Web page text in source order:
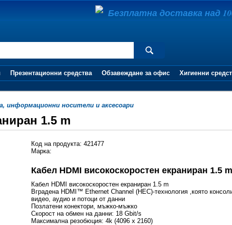
Презентационни средства Обзавеждане за офис Хигиенни
информационни носители и аксесоари
1.5 m
Код на продукта: 421477
Марка:
Кабел HDMI високоскоростен екраниран 1.5 m
Кабел HDMI високоскоростен екраниран 1.5 m
Вградена HDMI™ Ethernet Channel (HEC)-технология ,която
видео, аудио и потоци от данни
Позлатени конектори, мъжко-мъжко
Скорост на обмен на данни: 18 Gbit/s
Максимална резобюция: 4k (4096 x 2160)
Безплатна доставка над